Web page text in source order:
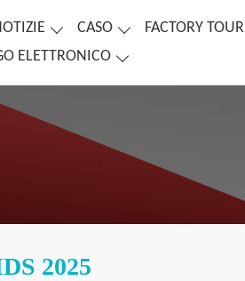
CASO FACTORY TOUR
ELETTRONICO
2025